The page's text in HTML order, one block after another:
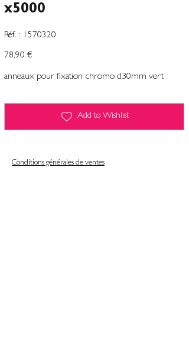
x5000
Réf. :
SKU
1570320
1570320
Preço
78,90 €
anneaux pour fixation chromo d30mm vert
Add to Wishlist
Conditions générales de ventes